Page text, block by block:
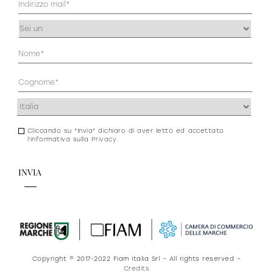
Sofisticato deciso
(Obbligatorio)
Occupazione
Anagrafica
Indirizzo
Consenso
Cliccando su "Invia" dichiaro di aver letto ed accettato
l'informativa sulla Privacy.
Copyright © 2017-2022 Fiam Italia Srl – All rights reserved –
Credits